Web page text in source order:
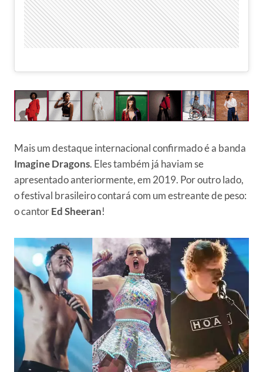
Mais um destaque internacional confirmado é a banda
Imagine Dragons. Eles também já haviam se
apresentado anteriormente, em 2019. Por outro lado,
o festival brasileiro contará com um estreante de peso:
o cantorEd Sheeran!